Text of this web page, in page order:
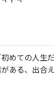
初めての人生
ある、出合